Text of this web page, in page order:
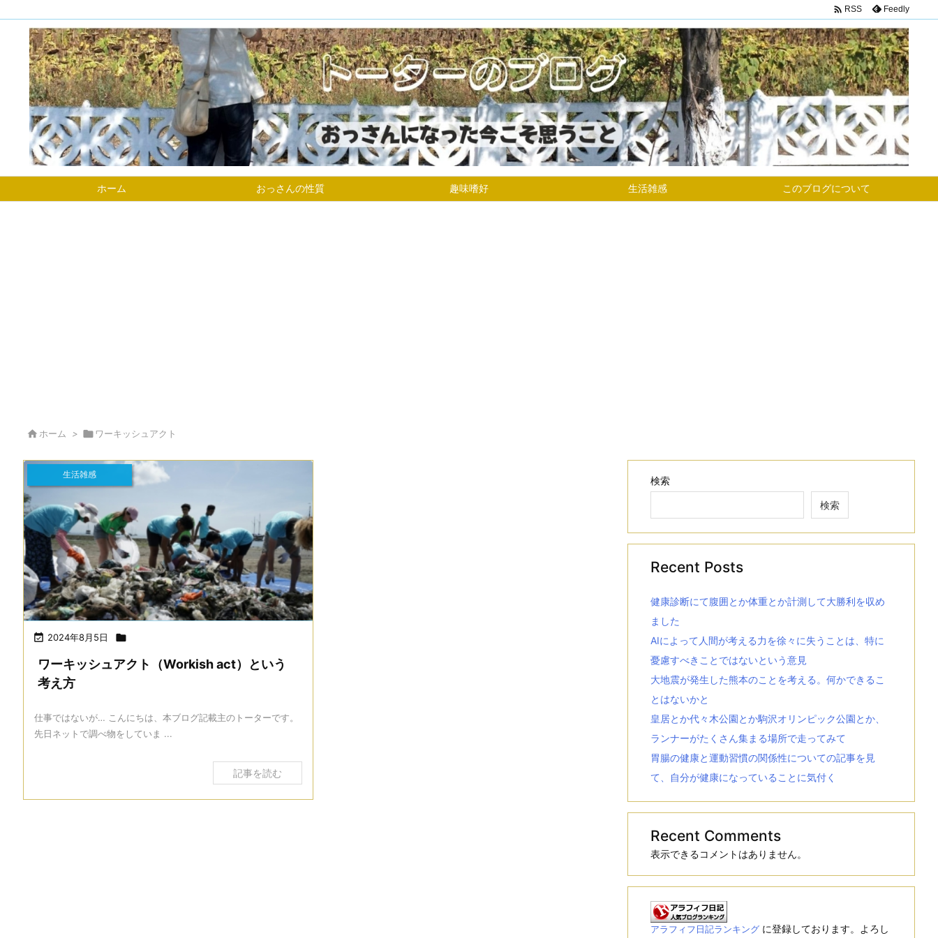
ホーム おっさんの性質 趣味嗜好 生活雑感 このブログについて
 RSS Feedly
ホーム > ワーキッシュアクト
 2024年8月5日 
生活雑感
ワーキッシュアクト（Workish act）という
考え方
仕事ではないが… こんにちは、本ブログ記載主のトーターです。
先日ネットで調べ物をしていま ...
記事を読む
検索
検索
Recent Posts
健康診断にて腹囲とか体重とか計測して大勝利を収め
ました
AIによって人間が考える力を徐々に失うことは、特に
憂慮すべきことではないという意見
大地震が発生した熊本のことを考える。何かできるこ
とはないかと
皇居とか代々木公園とか駒沢オリンピック公園とか、
ランナーがたくさん集まる場所で走ってみて
胃腸の健康と運動習慣の関係性についての記事を見
て、自分が健康になっていることに気付く
Recent Comments
表示できるコメントはありません。
アラフィフ日記ランキング に登録しております。よろし